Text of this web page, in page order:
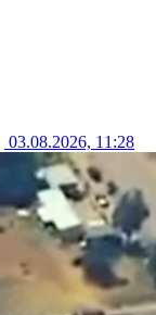
03.08.2026, 11:28